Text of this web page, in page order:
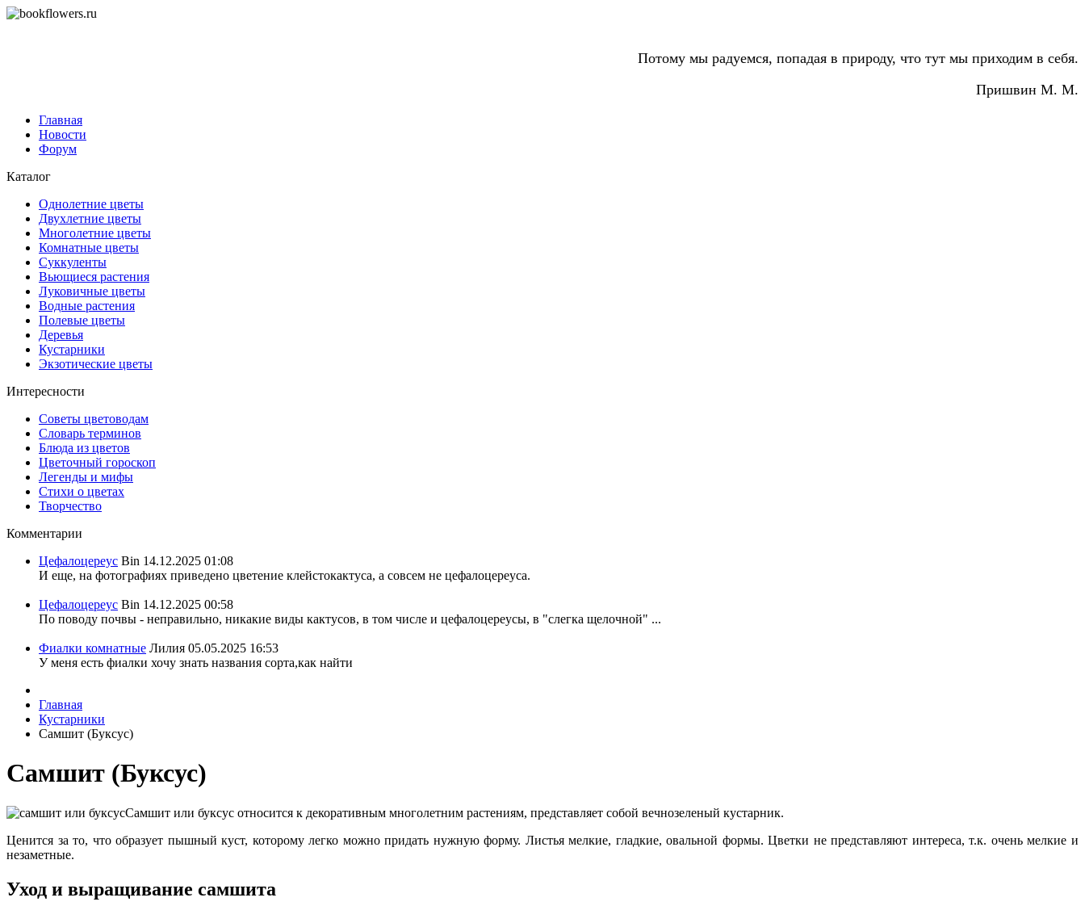
Потому мы радуемся, попадая в природу, что тут мы приходим в себя.
Пришвин М. М.
Главная
Новости
Форум
Каталог
Однолетние цветы
Двухлетние цветы
Многолетние цветы
Комнатные цветы
Суккуленты
Вьющиеся растения
Луковичные цветы
Водные растения
Полевые цветы
Деревья
Кустарники
Экзотические цветы
Интересности
Советы цветоводам
Словарь терминов
Блюда из цветов
Цветочный гороскоп
Легенды и мифы
Стихи о цветах
Творчество
Комментарии
Цефалоцереус Bin 14.12.2025 01:08
И еще, на фотографиях приведено цветение клейстокактуса, а совсем не цефалоцереуса.
Цефалоцереус Bin 14.12.2025 00:58
По поводу почвы - неправильно, никакие виды кактусов, в том числе и цефалоцереусы, в "слегка щелочной" ...
Фиалки комнатные Лилия 05.05.2025 16:53
У меня есть фиалки хочу знать названия сорта,как найти
Главная
Кустарники
Самшит (Буксус)
Самшит (Буксус)
Самшит или буксус относится к декоративным многолетним растениям, представляет собой вечнозеленый кустарник.
Ценится за то, что образует пышный куст, которому легко можно придать нужную форму. Листья мелкие, гладкие, овальной формы. Цветки не представляют интереса, т.к. очень мелкие и
незаметные.
Уход и выращивание самшита